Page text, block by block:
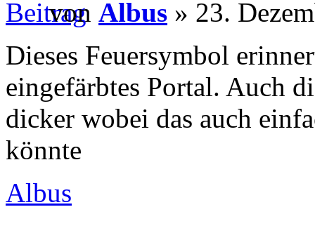
von Albus » 23.
Dieses Feuersymbol
eingefärbtes Portal. Auch
dicker wobei das auch
könnte
Albus